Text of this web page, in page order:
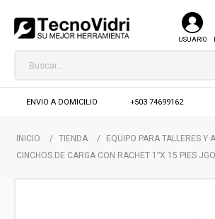
USUARIO
ENVIO A DOMICILIO +503 74699162
INICIO / TIENDA / EQUIPO PARA TALLERES Y
CINCHOS DE CARGA CON RACHET 1″X 15 PIES JGO